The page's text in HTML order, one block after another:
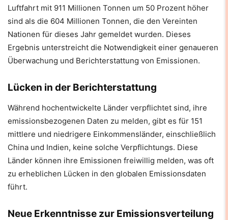
Luftfahrt mit 911 Millionen Tonnen um 50 Prozent höher
sind als die 604 Millionen Tonnen, die den Vereinten
Nationen für dieses Jahr gemeldet wurden. Dieses
Ergebnis unterstreicht die Notwendigkeit einer genaueren
Überwachung und Berichterstattung von Emissionen.
Lücken in der Berichterstattung
Während hochentwickelte Länder verpflichtet sind, ihre
emissionsbezogenen Daten zu melden, gibt es für 151
mittlere und niedrigere Einkommensländer, einschließlich
China und Indien, keine solche Verpflichtungs. Diese
Länder können ihre Emissionen freiwillig melden, was oft
zu erheblichen Lücken in den globalen Emissionsdaten
führt.
Neue Erkenntnisse zur Emissionsverteilung